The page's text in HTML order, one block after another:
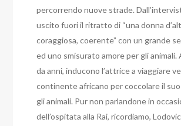
percorrendo nuove strade.
uscito fuori il ritratto di “una donna
coraggiosa, coerente” con un grande
ed uno smisurato amore per gli animali.
da anni, inducono l’attrice a viaggiare
continente africano per coccolare il
gli animali. Pur non parlandone in
dell’ospitata alla Rai, ricordiamo,